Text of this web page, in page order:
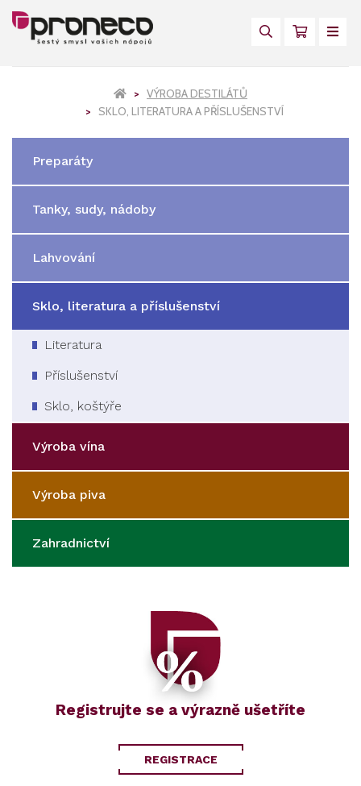
VÝROBA DESTILÁTŮ
SKLO, LITERATURA A PŘÍSLUŠENSTVÍ
Preparáty
Tanky, sudy, nádoby
Lahvování
Sklo, literatura a příslušenství
Literatura
Příslušenství
Sklo, koštýře
Výroba vína
Výroba piva
Zahradnictví
Registrujte se a výrazně ušetříte
REGISTRACE